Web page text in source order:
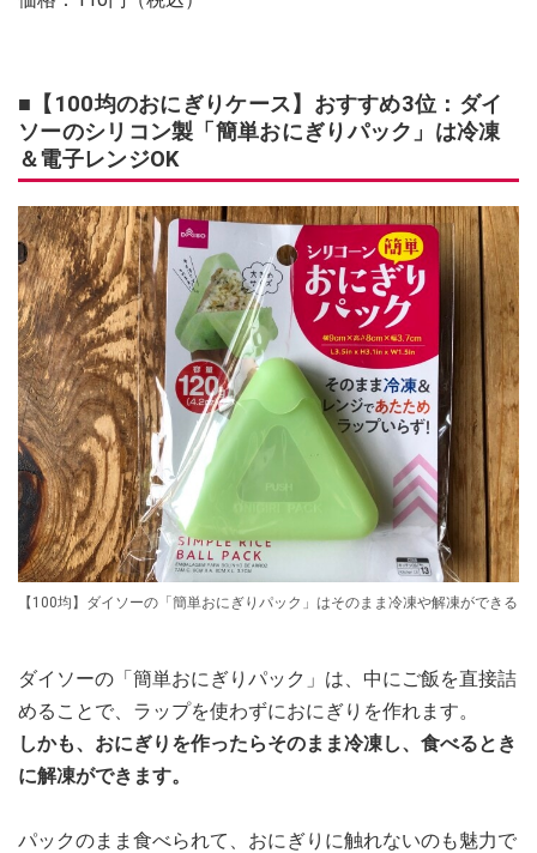
■【100均のおにぎりケース】おすすめ3位：ダイ
ソーのシリコン製「簡単おにぎりパック」は冷凍
＆電子レンジOK
【100均】ダイソーの「簡単おにぎりパック」はそのまま冷凍や解凍ができる
ダイソーの「簡単おにぎりパック」は、中にご飯を直接詰
めることで、ラップを使わずにおにぎりを作れます。
しかも、おにぎりを作ったらそのまま冷凍し、食べるとき
に解凍ができます。
パックのまま食べられて、おにぎりに触れないのも魅力で